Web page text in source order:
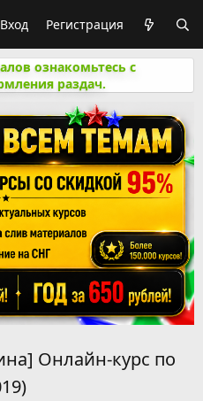
Вход Регистрация
ознакомьтесь с
раздач.
Онлайн-курс по